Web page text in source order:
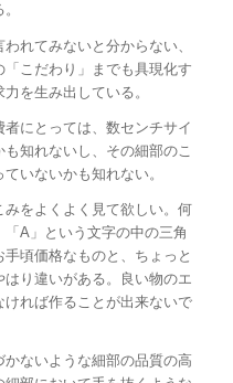
れてみないと分からない、
こだわり」までも具現化す
を生み出している。
にとっては、数センチサイ
知れないし、その細部のこ
いないかも知れない。
をよくよく見て欲しい。何
A」という文字の中の三角
頃価格なものと、ちょっと
り違いがある。良い物のエ
れば作ることが出来ないで
ないような細部の品質の高